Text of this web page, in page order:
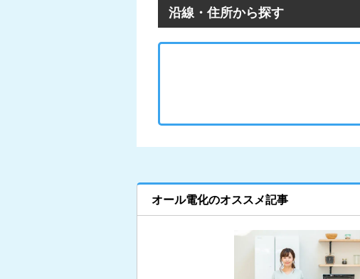
沿線・住所から探す
オール電化のオススメ記事